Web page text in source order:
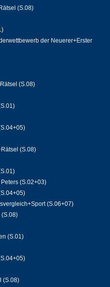
(S.08)
der Neuerer+Erster
(S.08)
(S.08)
(S.02+03)
(S.06+07)
(S.08)
(S.01)
(S.08)